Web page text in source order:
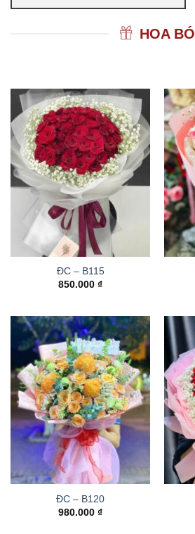
HOA BÓ
ĐC – B115
850.000 ₫
ĐC – B120
980.000 ₫